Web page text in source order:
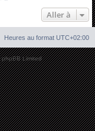
c
e
r
Aller à
Heures au format UTC+02:00
Limited